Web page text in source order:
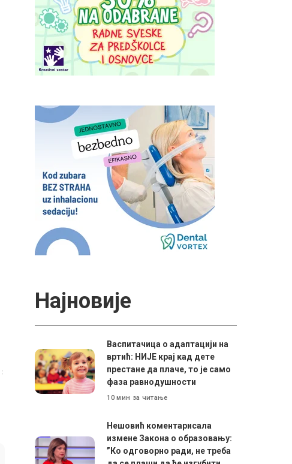
Најновије
Васпитачица о адаптацији на
вртић: НИЈЕ крај кад дете
престане да плаче, то је само
фаза равнодушности
10 мин за читање
Нешовић коментарисала
измене Закона о образовању:
”Ко одговорно ради, не треба